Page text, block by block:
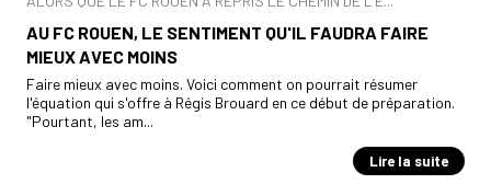
AU FC ROUEN, LE SENTIMENT QU'IL FAUDRA FAIRE
MIEUX AVEC MOINS
Faire mieux avec moins. Voici comment on pourrait résumer
l'équation qui s'offre à Régis Brouard en ce début de préparation.
"Pourtant, les am...
Lire la suite